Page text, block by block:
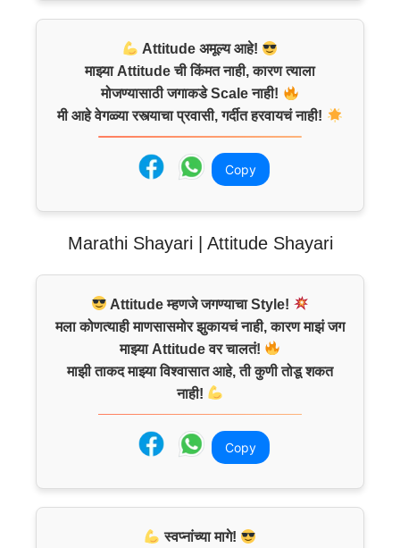
Attitude अमूल्य आहे!
माझ्या Attitude ची किंमत नाही, कारण त्याला
मोजण्यासाठी जगाकडे Scale नाही!
मी आहे वेगळ्या रस्त्याचा प्रवासी, गर्दीत हरवायचं नाही!
Copy
Marathi Shayari | Attitude Shayari
Attitude म्हणजे जगण्याचा Style!
मला कोणत्याही माणसासमोर झुकायचं नाही, कारण माझं जग
माझ्या Attitude वर चालतं!
माझी ताकद माझ्या विश्वासात आहे, ती कुणी तोडू शकत
नाही!
Copy
स्वप्नांच्या मागे!